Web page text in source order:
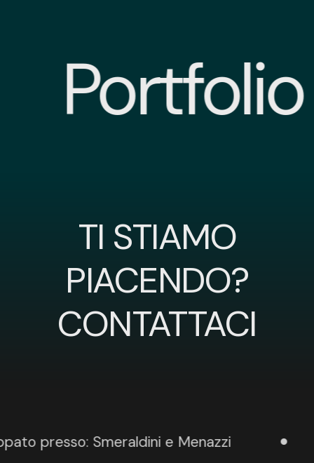
Portfolio
TI STIAMO
PIACENDO?
CONTATTACI
presso: Smeraldini e Menazzi